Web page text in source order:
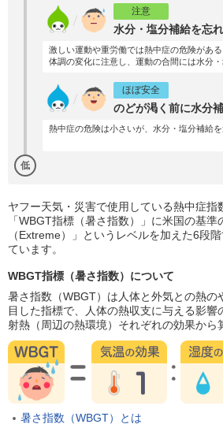
低
注意
水分・塩分補給を忘
激しい運動や重労働では熱中症の危険がある
体調の変化に注意し、運動の合間には水分・
ほぼ安全
のどが渇く前に水分
熱中症の危険は小さいが、水分・塩分補給を
ヤフー天気・災害で使用している熱中症指
「WBGT指標（暑さ指数）」に米国の基準
（Extreme）」というレベルを加えた6段
ています。
WBGT指標（暑さ指数）について
暑さ指数（WBGT）は人体と外気との熱の
目した指標で、人体の熱収支に与える影響
射熱（周辺の熱環境）それぞれの効果から
暑さ指数（WBGT）とは